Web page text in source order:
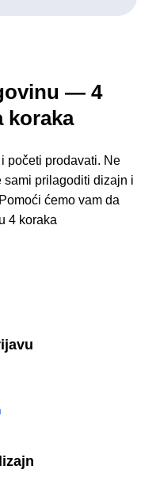
— 4
koraka
početi prodavati. Ne
sami prilagoditi dizajn i
ćemo vam da
4 koraka